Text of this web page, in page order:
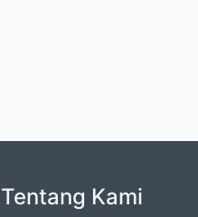
Tentang Kami